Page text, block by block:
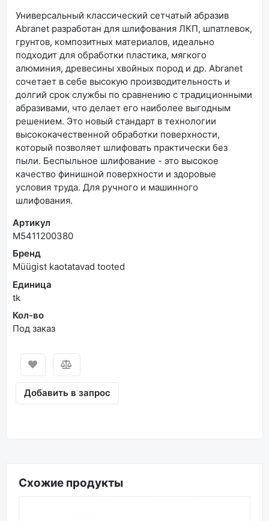
Универсальный классический сетчатый абразив
Abranet разработан для шлифования ЛКП, шпатлевок,
грунтов, композитных материалов, идеально
подходит для обработки пластика, мягкого
алюминия, древесины хвойных пород и др. Abranet
сочетает в себе высокую производительность и
долгий срок службы по сравнению с традиционными
абразивами, что делает его наиболее выгодным
решением. Это новый стандарт в технологии
высококачественной обработки поверхности,
который позволяет шлифовать практически без
пыли. Беспыльное шлифование - это высокое
качество финишной поверхности и здоровые
условия труда. Для ручного и машинного
шлифования.
Артикул
M5411200380
Бренд
Müügist kaotatavad tooted
Единица
tk
Кол-во
Под заказ
Добавить в запрос
Схожие продукты